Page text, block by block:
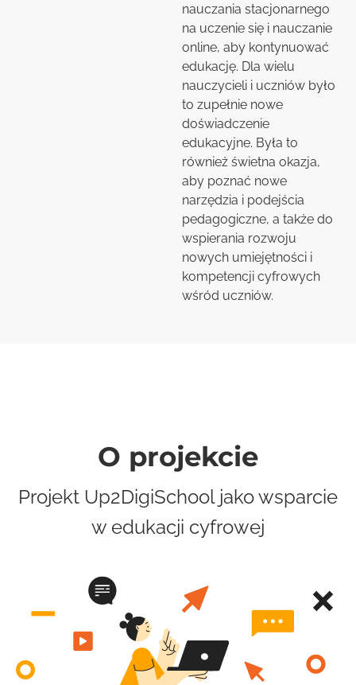
nauczania stacjonarnego
na uczenie się i nauczanie
online, aby kontynuować
edukację. Dla wielu
nauczycieli i uczniów było
to zupełnie nowe
doświadczenie
edukacyjne. Była to
również świetna okazja,
aby poznać nowe
narzędzia i podejścia
pedagogiczne, a także do
wspierania rozwoju
nowych umiejętności i
kompetencji cyfrowych
wśród uczniów.
O projekcie
Projekt Up2DigiSchool jako wsparcie
w edukacji cyfrowej